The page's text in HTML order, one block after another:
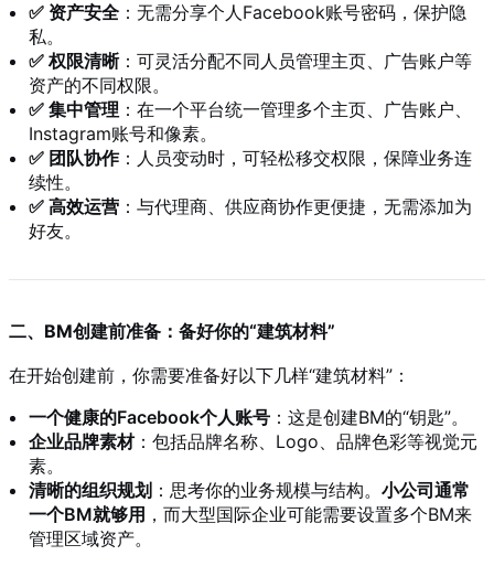
✅ 资产安全 ：无需分享个人Facebook账号密码，保护隐
私。
✅ 权限清晰：可灵活分配不同人员管理主页、广告账户等
资产的不同权限。
✅ 集中管理 ：在一个平台统一管理多个主页、广告账户、
Instagram账号和像素。
✅ 团队协作：人员变动时，可轻松移交权限，保障业务连
续性。
✅ 高效运营 ：与代理商、供应商协作更便捷，无需添加为
好友。
二、BM创建前准备：备好你的“建筑材料”
在开始创建前，你需要准备好以下几样“建筑材料”：
一个健康的Facebook个人账号 ：这是创建BM的“钥匙”。
企业品牌素材：包括品牌名称、Logo、品牌色彩等视觉元
素。
清晰的组织规划 ：思考你的业务规模与结构。 小公司通常
一个BM就够用 ，而大型国际企业可能需要设置多个BM来
管理区域资产。